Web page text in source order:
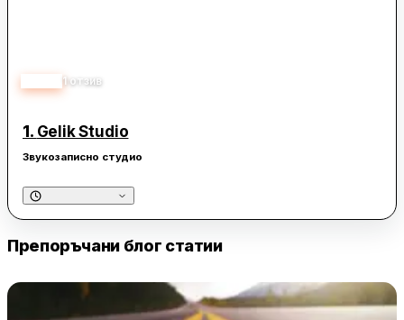
1 отзив
1. Gelik Studio
Звукозаписно студио
Препоръчани блог статии